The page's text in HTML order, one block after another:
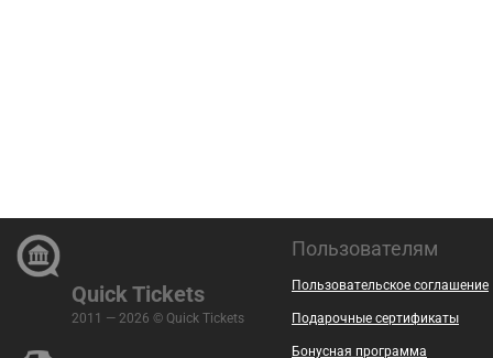
Quick Tickets
2011 — 2026 © Quick Tickets
Пользователям
Пользовательское соглашение
Подарочные сертификаты
Бонусная программа